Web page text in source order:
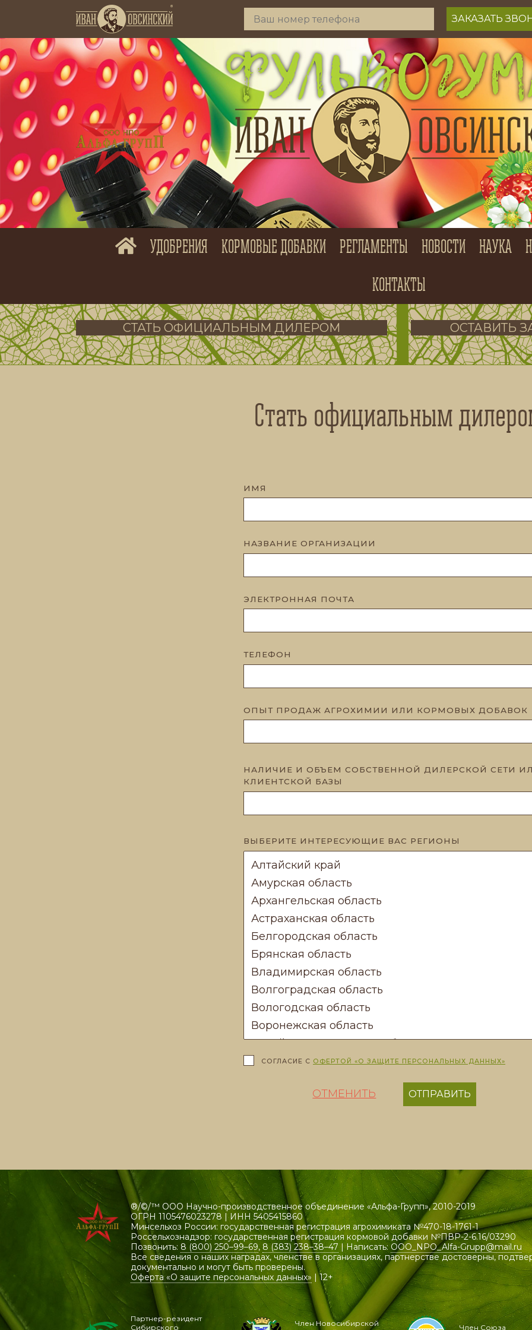
УДОБРЕНИЯ КОРМОВЫЕ ДОБАВКИ РЕГЛАМЕНТЫ НОВОСТИ НАУКА
КОНТАКТЫ
СТАТЬ ОФИЦИАЛЬНЫМ ДИЛЕРОМ ОСТАВИТЬ
Стать официальным
ИМЯ
НАЗВАНИЕ ОРГАНИЗАЦИИ
ЭЛЕКТРОННАЯ ПОЧТА
ТЕЛЕФОН
ОПЫТ ПРОДАЖ АГРОХИМИИ ИЛИ КОРМОВЫХ ДОБАВОК
НАЛИЧИЕ И ОБЪЕМ СОБСТВЕННОЙ ДИЛЕРСКОЙ СЕТИ
КЛИЕНТСКОЙ БАЗЫ
ВЫБЕРИТЕ ИНТЕРЕСУЮЩИЕ ВАС РЕГИОНЫ
СОГЛАСИЕ С ОФЕРТОЙ «О ЗАЩИТЕ ПЕРСОНАЛЬНЫХ ДАННЫХ»
ОТМЕНИТЬ
®/©/™ ООО Научно-производственное объединение «Альфа-Групп», 2010-2019
ОГРН 1105476023278 | ИНН 5405415860
Минсельхоз России: государственная регистрация агрохимиката №470-18-1761-1
Россельхознадзор: государственная регистрация кормовой добавки №ПВР-2-6.16/03290
Позвонить: 8 (800) 250–99–69, 8 (383) 238–38–47 | Написать:OOO_NPO_Alfa-Grupp@mail.ru
Все сведения о наших наградах, членстве в организациях, партнерстве достоверны,
документально и могут быть проверены.
Оферта «О защите персональных данных» | 12+
Партнер-резидент
Сибирского
Член Новосибирской
Член Союза